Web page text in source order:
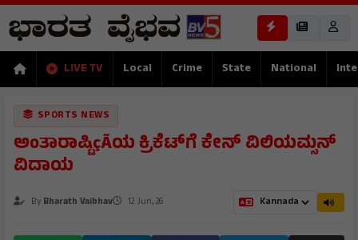
LIVE TV Local Crime State National
SPORTS NEWS
ಅಂತಾರಾಷ್ಟಿçÃಯ ಕ್ರಿಕೆಟ್‌ಗೆ ಕೇನ್ ವಿಲಿಯಮ್ಸನ್
ವಿದಾಯ
By Bharath Vaibhav 12 Jun, 26